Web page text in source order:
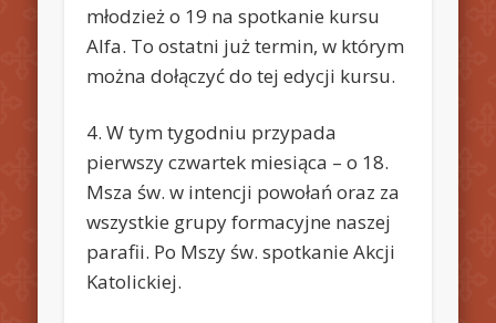
młodzież o 19 na spotkanie kursu
Alfa. To ostatni już termin, w którym
można dołączyć do tej edycji kursu.
4. W tym tygodniu przypada
pierwszy czwartek miesiąca – o 18.
Msza św. w intencji powołań oraz za
wszystkie grupy formacyjne naszej
parafii. Po Mszy św. spotkanie Akcji
Katolickiej.